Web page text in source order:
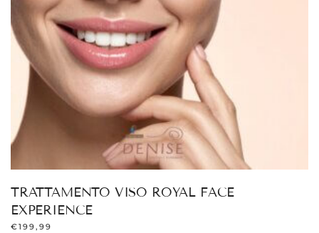
TRATTAMENTO VISO ROYAL FACE
EXPERIENCE
€199,99